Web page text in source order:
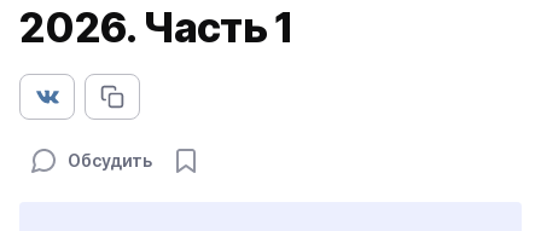
2026. Часть 1
Обсудить